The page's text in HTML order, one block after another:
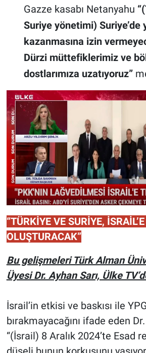
Gazze kasabı Netanyahu
Suriye yönetimi) Suriye’de
kazanmasına izin
Dürzi müttefiklerimiz ve
dostlarımıza uzatıyoruz”
“TÜRKİYE VE SURİYE,
OLUŞTURACAK”
Bu gelişmeleri Türk Alman
Üyesi Dr. Ayhan Sarı, Ülke
İsrail’in etkisi ve baskısı ile
bırakmayacağını ifade eden
“(İsrail) 8 Aralık 2024’te Esad